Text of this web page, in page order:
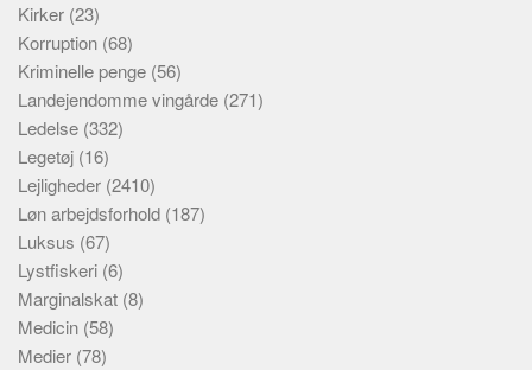
Kirker (23)
Korruption (68)
Kriminelle penge (56)
Landejendomme vingårde (271)
Ledelse (332)
Legetøj (16)
Lejligheder (2410)
Løn arbejdsforhold (187)
Luksus (67)
Lystfiskeri (6)
Marginalskat (8)
Medicin (58)
Medier (78)